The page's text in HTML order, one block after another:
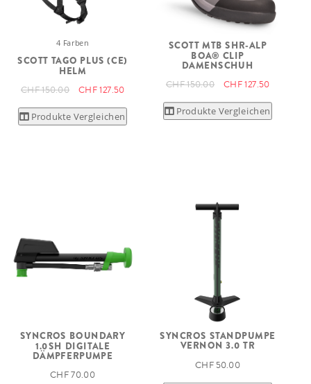
4 Farben
SCOTT TAGO PLUS (CE)
HELM
CHF 150.00 CHF 127.50
Produkte Vergleichen
SCOTT MTB SHR-ALP
BOA® CLIP
DAMENSCHUH
CHF 150.00 CHF 127.50
Produkte Vergleichen
SYNCROS BOUNDARY
1.0SH DIGITALE
DÄMPFERPUMPE
CHF 70.00
SYNCROS STANDPUMPE
VERNON 3.0 TR
CHF 50.00